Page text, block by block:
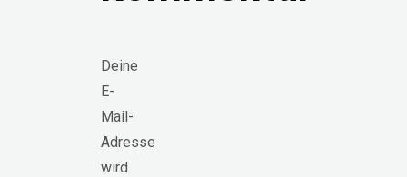
Deine
E-
Mail-
Adresse
wird